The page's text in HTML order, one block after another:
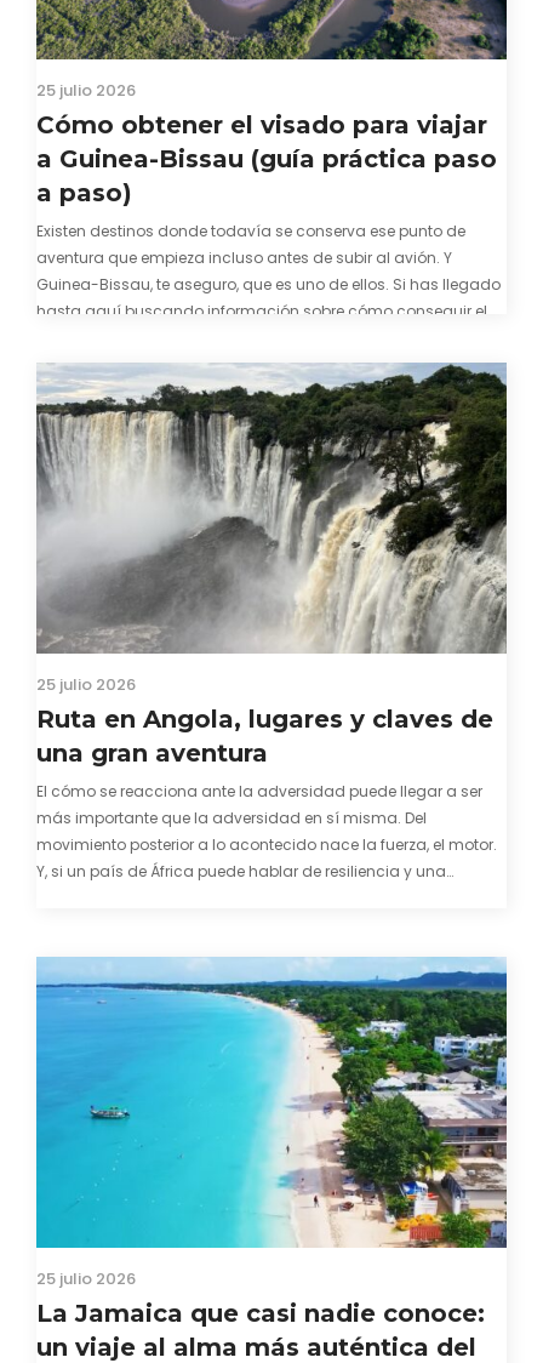
25 julio 2026
Cómo obtener el visado para viajar
a Guinea-Bissau (guía práctica paso
a paso)
Existen destinos donde todavía se conserva ese punto de
aventura que empieza incluso antes de subir al avión. Y
Guinea-Bissau, te aseguro, que es uno de ellos. Si has llegado
hasta aquí buscando información sobre cómo conseguir el
hayas encontrado con que…
25 julio 2026
Ruta en Angola, lugares y claves de
una gran aventura
El cómo se reacciona ante la adversidad puede llegar a ser
más importante que la adversidad en sí misma. Del
movimiento posterior a lo acontecido nace la fuerza, el motor.
Y, si un país de África puede hablar de resiliencia y una
25 julio 2026
La Jamaica que casi nadie conoce:
un viaje al alma más auténtica del